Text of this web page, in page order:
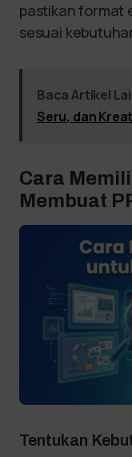
pastikan format
sesuai
Baca Artikel
Seru, dan
Cara
Membuat
Tentukan